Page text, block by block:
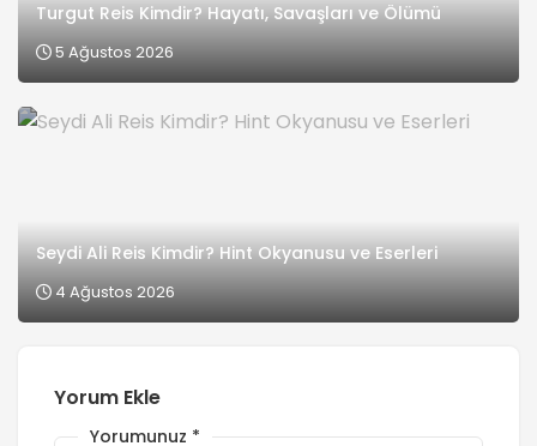
Turgut Reis Kimdir? Hayatı, Savaşları ve Ölümü
5 Ağustos 2026
Seydi Ali Reis Kimdir? Hint Okyanusu ve Eserleri
4 Ağustos 2026
Yorum Ekle
Yorumunuz *